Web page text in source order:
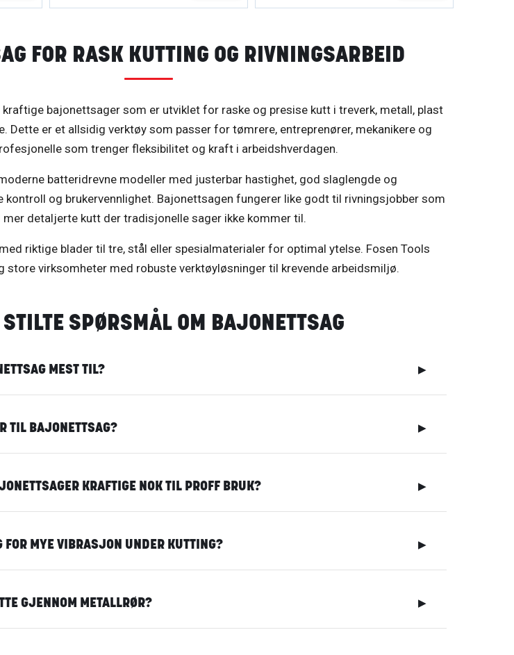
FOR RASK KUTTING OG RIVNINGSARBEID
kraftige bajonettsager som er utviklet for raske og presise kutt i treverk, metall, plast
Dette er et allsidig verktøy som passer for tømrere, entreprenører, mekanikere og
som trenger fleksibilitet og kraft i arbeidshverdagen.
batteridrevne modeller med justerbar hastighet, god slaglengde og
og brukervennlighet. Bajonettsagen fungerer like godt til rivningsjobber som
mer detaljerte kutt der tradisjonelle sager ikke kommer til.
riktige blader til tre, stål eller spesialmaterialer for optimal ytelse. Fosen Tools
store virksomheter med robuste verktøyløsninger til krevende arbeidsmiljø.
STILTE SPØRSMÅL OM BAJONETTSAG
MEST TIL? ▶
TIL BAJONETTSAG? ▶
KRAFTIGE NOK TIL PROFF BRUK? ▶
FOR MYE VIBRASJON UNDER KUTTING? ▶
GJENNOM METALLRØR? ▶